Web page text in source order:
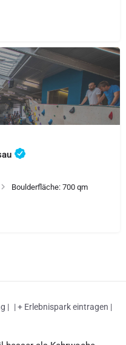
Boulderfläche: 700 qm
| | + Erlebnispark eintragen |